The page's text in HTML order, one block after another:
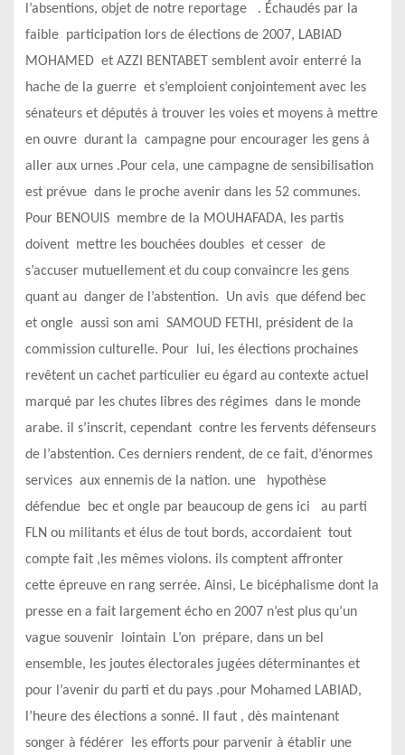
l’absentions, objet de notre reportage . Échaudés par la
faible participation lors de élections de 2007, LABIAD
MOHAMED et AZZI BENTABET semblent avoir enterréla
hache de la guerre et s’emploient conjointement avec les
sénateurs et députés à trouver les voies et moyens à mettre
en ouvre durant la campagne pour encourager les gens à
aller aux urnes .Pour cela, une campagne de sensibilisation
est prévue dans le proche avenir dans les 52 communes.
Pour BENOUIS membre de la MOUHAFADA, les partis
doivent mettre les bouchées doubles et cesser de
s’accuser mutuellement et du coup convaincre les gens
quant au danger de l’abstention. Un avis que défend bec
et ongle aussi son ami SAMOUD FETHI, président de la
commission culturelle. Pour lui, les élections prochaines
revêtent un cachet particulier eu égard au contexte actuel
marqué par les chutes libres des régimes dans le monde
arabe. il s’inscrit, cependant contre les fervents défenseurs
de l’abstention. Ces derniers rendent, de ce fait, d’énormes
services aux ennemis de la nation. une hypothèse
défendue bec et ongle par beaucoup de gens ici au parti
FLN ou militants et élus de tout bords, accordaient tout
compte fait ,les mêmes violons. ils comptent affronter
cette épreuve en rang serrée. Ainsi, Le bicéphalisme dont la
presse en a fait largement écho en 2007 n’est plus qu’un
vague souvenir lointain L’on prépare, dans un bel
ensemble, les joutes électorales jugées déterminantes et
pour l’avenir du parti et du pays .pour Mohamed LABIAD,
l’heure des élections a sonné. Il faut , dès maintenant
songer à fédérer les efforts pour parvenir à établir une